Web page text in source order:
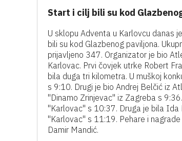
Start i cilj bili su kod
U sklopu Adventa u Karlovcu danas
bili su kod Glazbenog paviljona.
prijavljeno 347. Organizator je bio
Karlovac. Prvi čovjek utrke Robert
bila duga tri kilometra. U muškoj
s 9:10. Drugi je bio Andrej Belčić iz
"Dinamo Zrinjevac" iz Zagreba s
"Karlovac" s 10:37. Druga je bila
"Karlovac" s 11:19. Pehare i
Damir Mandić.